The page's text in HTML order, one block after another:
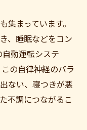
集まっています。
、睡眠などをコン
自動運転システ
の自律神経のバラ
ない、寝つきが悪
不調につながるこ